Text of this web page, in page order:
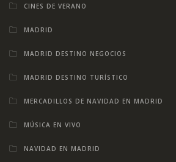
CINES DE VERANO
MADRID
MADRID DESTINO NEGOCIOS
MADRID DESTINO TURÍSTICO
MERCADILLOS DE NAVIDAD EN MADRID
MÚSICA EN VIVO
NAVIDAD EN MADRID